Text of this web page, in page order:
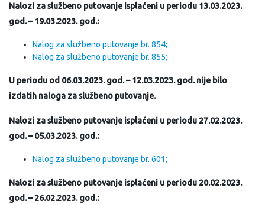
Nalozi za službeno putovanje isplaćeni u periodu 13.03.2023.
god. – 19.03.2023. god.:
Nalog za službeno putovanje br. 854;
Nalog za službeno putovanje br. 855;
U periodu od 06.03.2023. god. – 12.03.2023. god. nije bilo
izdatih naloga za službeno putovanje.
Nalozi za službeno putovanje isplaćeni u periodu 27.02.2023.
god. – 05.03.2023. god.:
Nalog za službeno putovanje br. 601;
Nalozi za službeno putovanje isplaćeni u periodu 20.02.2023.
god. – 26.02.2023. god.: